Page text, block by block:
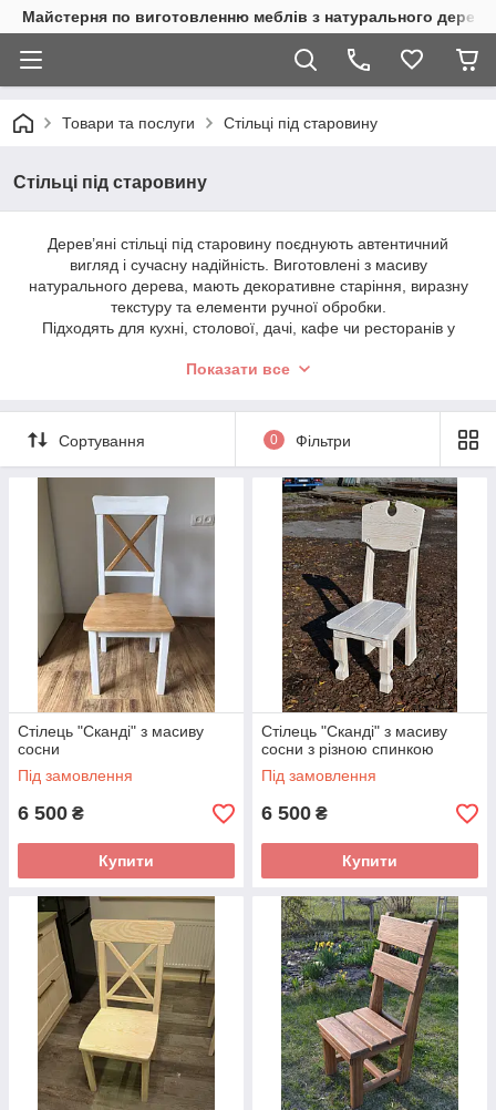
Майстерня по виготовленню меблів з натурального
Товари та послуги Стільці під старовину
Стільці під старовину
Дерев’яні стільці під старовину поєднують автентичний
вигляд і сучасну надійність. Виготовлені з масиву
натурального дерева, мають декоративне старіння, виразну
текстуру та елементи ручної обробки.
Підходять для кухні, столової, дачі, кафе чи ресторанів у
вручну під замовлення.
• натуральне дерево
• ручна робота
• ефект старовини
• міцні та довговічні
• виготовлення під замовлення
👉
https://pro-wood.com.ua
Показати все
Сортування 0 Фільтри
Стілець "Сканді" з масиву
сосни
Під замовлення
6 500 ₴
Купити
Стілець "Сканді" з масиву
сосни з різною спинкою
Під замовлення
6 500 ₴
Купити